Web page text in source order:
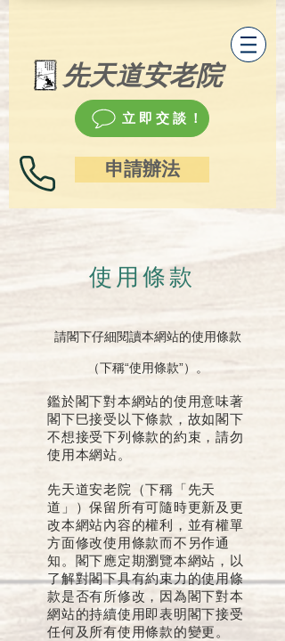
先天道安老院
立即交談！
申請辦法
使用條款
請閣下仔細閱讀本網站的使用條款
（下稱“使用條款”）。
鑑於閣下對本網站的使用意味著
閣下巳接受以下條款，故如閣下
不想接受下列條款的約束，請勿
使用本網站。
先天道安老院（下稱「先天
道」）保留所有可隨時更新及更
改本網站內容的權利，並有權單
方面修改使用條款而不另作通
知。閣下應定期瀏覽本網站，以
了解對閣下具有約束力的使用條
款是否有所修改，因為閣下對本
網站的持續使用即表明閣下接受
任何及所有使用條款的變更。